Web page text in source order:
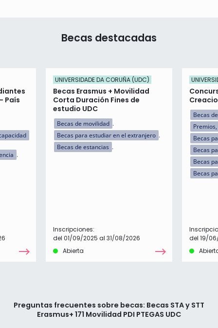
Becas destacadas
País
UNIVERSIDADE DA CORUÑA (UDC)
Becas Erasmus + Movilidad
Corta Duración Fines de
estudio UDC
Becas de movilidad
Becas para estudiar en el extranjero
Becas de estancias
Inscripciones:
del 01/09/2025 al 31/08/2026
Abierta
Becas
Becas
Becas
Becas
Becas
del 19/
Preguntas frecuentes sobre becas: Becas STA y STT
Erasmus+ 171 Movilidad PDI PTEGAS UDC